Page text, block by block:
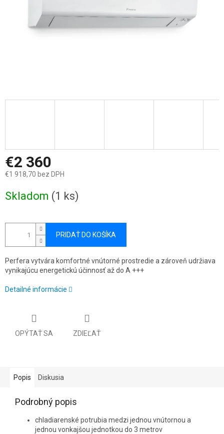
€2 360
€1 918,70 bez DPH
cena:
Skladom (1 ks)
PRIDAŤ DO KOŠÍKA
Perfera vytvára komfortné vnútorné prostredie a zároveň udržiava
vynikajúcu energetickú účinnosť až do A +++
Detailné informácie
OPÝTAŤ SA ZDIEĽAŤ
Popis Diskusia
Podrobný popis
chladiarenské potrubia medzi jednou vnútornou a
jednou vonkajšou jednotkou do 3 metrov